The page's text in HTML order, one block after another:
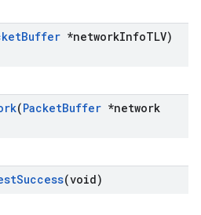
Buffer *networkInfoTLV)
(PacketBuffer *network
Success(void)